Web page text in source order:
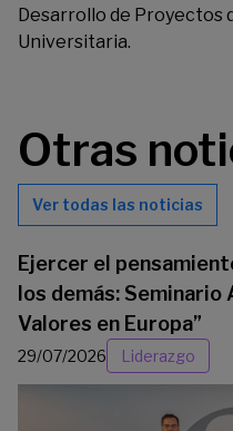
Desarrollo de Proyectos
Universitaria.
Otras
Ver todas las noticias
Ejercer el
los demás:
Valores en Europa”
29/07/2026 Liderazgo